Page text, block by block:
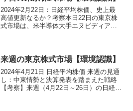
2024年2月22日：日経平均株価、史上最
高値更新なるか？考察本日22日の東京株
式市場は、米半導体大手エヌビディアの
柄を中心に買いが活発...
来週の東京株式市場【環境認識】
2024年4月21日 日経平均株価 来週の見通
し：中東情勢と決算発表を踏まえた戦略
【考察】来週（4月22日～26日）の日経平